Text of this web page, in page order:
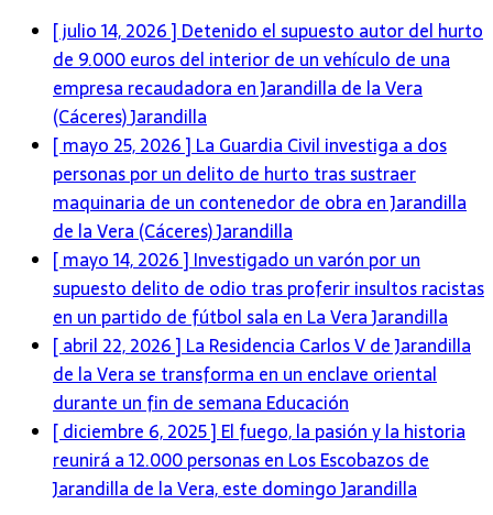
[ julio 14, 2026 ] Detenido el supuesto autor del hurto
de 9.000 euros del interior de un vehículo de una
empresa recaudadora en Jarandilla de la Vera
(Cáceres)Jarandilla
[ mayo 25, 2026 ] La Guardia Civil investiga a dos
personas por un delito de hurto tras sustraer
maquinaria de un contenedor de obra en Jarandilla
de la Vera (Cáceres)Jarandilla
[ mayo 14, 2026 ] Investigado un varón por un
supuesto delito de odio tras proferir insultos racistas
en un partido de fútbol sala en La VeraJarandilla
[ abril 22, 2026 ] La Residencia Carlos V de Jarandilla
de la Vera se transforma en un enclave oriental
durante un fin de semana Educación
[ diciembre 6, 2025 ] El fuego, la pasión y la historia
reunirá a 12.000 personas en Los Escobazos de
Jarandilla de la Vera, este domingoJarandilla